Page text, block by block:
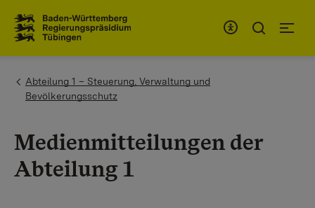
You are here:
Abteilung 1 – Steuerung, Verwaltung und
Bevölkerungsschutz
Medienmitteilungen der
Abteilung 1